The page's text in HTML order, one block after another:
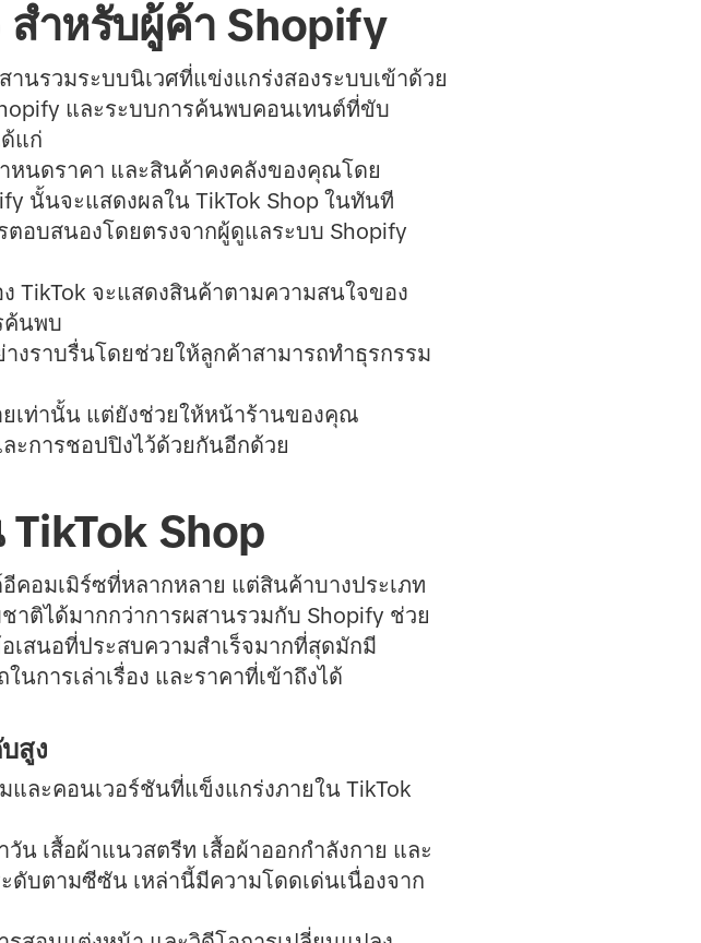
สำหรับผู้ค้า Shopify
นรวมระบบนิเวศที่แข่งแกร่งสองระบบเข้าด้วย
และระบบการค้นพบคอนเทนต์ที่ขับ
แก่
หนดราคา และสินค้าคงคลังของคุณโดย
นั้นจะแสดงผลใน TikTok Shop ในทันที
อบสนองโดยตรงจากผู้ดูแลระบบ Shopify
TikTok จะแสดงสินค้าตามความสนใจของ
ค้นพบ
งราบรื่นโดยช่วยให้ลูกค้าสามารถทำธุรกรรม
ยเท่านั้น แต่ยังช่วยให้หน้าร้านของคุณ
ะการชอปปิงไว้ด้วยกันอีกด้วย
Shop
คอมเมิร์ซที่หลากหลาย แต่สินค้าบางประเภท
าติได้มากกว่าการผสานรวมกับ Shopify ช่วย
เสนอที่ประสบความสำเร็จมากที่สุดมักมี
การเล่าเรื่อง และราคาที่เข้าถึงได้
สูง
ละคอนเวอร์ชันที่แข็งแกร่งภายใน TikTok
น เสื้อผ้าแนวสตรีท เสื้อผ้าออกกำลังกาย และ
บตามซีซัน เหล่านี้มีความโดดเด่นเนื่องจาก